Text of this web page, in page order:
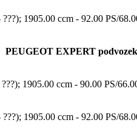
???); 1905.00 ccm - 92.00 PS/
PEUGEOT EXPERT
1905.00 ccm - 90.00 PS/
???); 1905.00 ccm - 92.00 PS/